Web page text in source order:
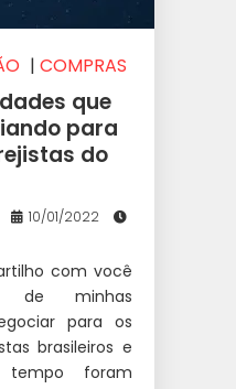
| COMPRAS
VAREJOque
para
do
10/01/2022
com você
de minhas
para os
brasileiros e
foram